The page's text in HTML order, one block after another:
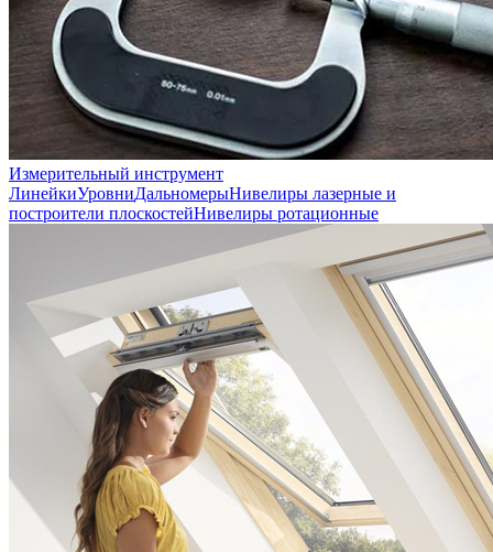
Измерительный инструмент
ЛинейкиУровниДальномерыНивелиры лазерные и
построители плоскостейНивелиры ротационные